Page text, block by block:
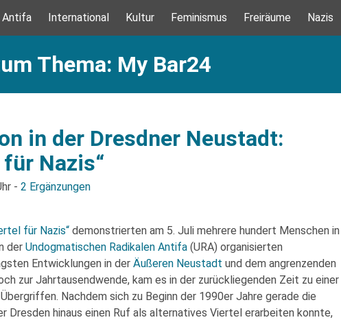
Antifa International Kultur Feminismus Freiräume Nazis
Thema: My Bar24
in der Dresdner Neustadt:
Nazis“
- 2 Ergänzungen
für Nazis“ demonstrierten am 5. Juli mehrere hundert Menschen in
der Undogmatischen Radikalen Antifa (URA) organisierten
Entwicklungen in der Äußeren Neustadt und dem angrenzenden
zur Jahrtausendwende, kam es in der zurückliegenden Zeit zu einer
Nachdem sich zu Beginn der 1990er Jahre gerade die
Dresden hinaus einen Ruf als alternatives Viertel erarbeiten konnte,